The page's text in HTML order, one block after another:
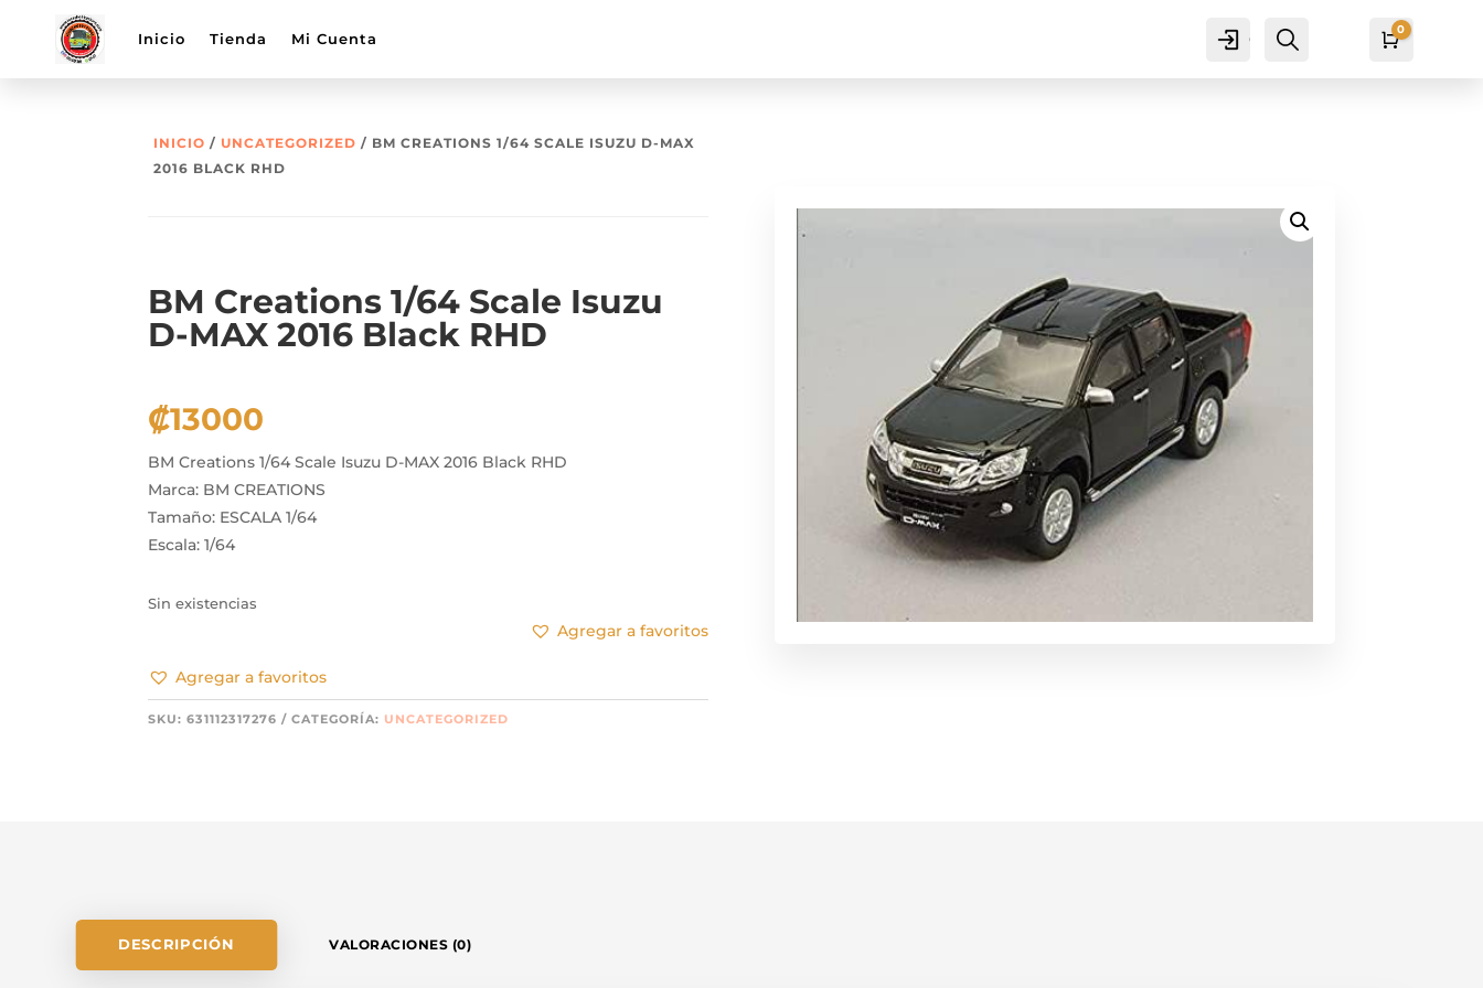
Inicio Tienda Mi Cuenta Cuenta Carro
0
INICIO / UNCATEGORIZED / BM CREATIONS 1/64 SCALE ISUZU D-MAX
2016 BLACK RHD
BM Creations 1/64 Scale Isuzu
D-MAX 2016 Black RHD
₡13000
BM Creations 1/64 Scale Isuzu D-MAX 2016 Black RHD
Marca: BM CREATIONS
Tamaño: ESCALA 1/64
Escala: 1/64
Sin existencias
Agregar a favoritos
Agregar a favoritos
SKU:631112317276 CATEGORÍA: UNCATEGORIZED
DESCRIPCIÓN VALORACIONES (0)